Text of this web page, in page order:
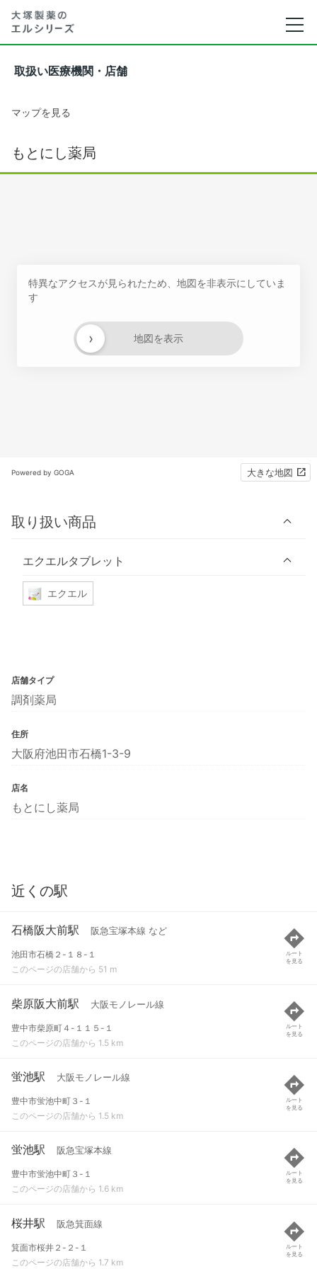
取扱い医療機関・店舗
マップを見る
もとにし薬局
特異なアクセスが見られたため、地図を非表示にしていま
す
地図を表示
›
Powered by GOGA 大きな地図
取り扱い商品
エクエルタブレット
エクエル
店舗タイプ
調剤薬局
住所
大阪府池田市石橋1-3-9
店名
もとにし薬局
近くの駅
石橋阪大前駅 阪急宝塚本線 など
池田市石橋２-１８-１
このページの店舗から 51 m
ルート
を見る
柴原阪大前駅 大阪モノレール線
豊中市柴原町４-１１５-１
このページの店舗から 1.5 km
ルート
を見る
蛍池駅 大阪モノレール線
豊中市蛍池中町３-１
このページの店舗から 1.5 km
ルート
を見る
蛍池駅 阪急宝塚本線
豊中市蛍池中町３-１
このページの店舗から 1.6 km
ルート
を見る
桜井駅 阪急箕面線
箕面市桜井２-２-１
このページの店舗から 1.7 km
ルート
を見る